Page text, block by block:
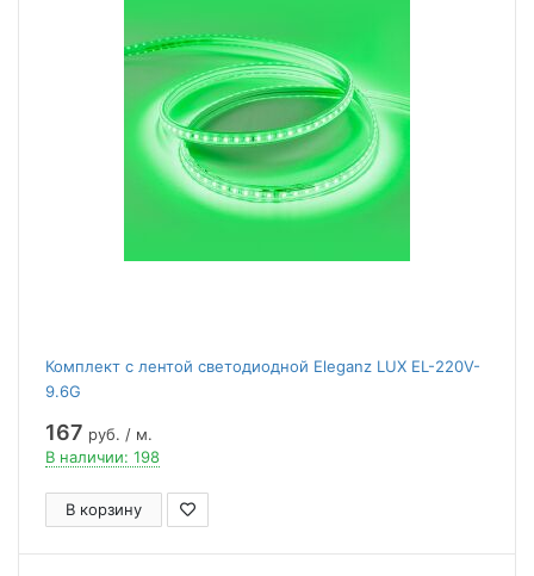
Комплект с лентой светодиодной Eleganz LUX EL-220V-
9.6G
167 руб. / м.
В наличии: 198
В корзину